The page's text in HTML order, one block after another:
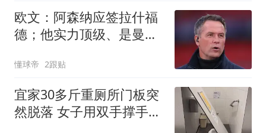
欧文：阿森纳应签拉什福
德；他实力顶级、是曼联
懂球帝 2跟贴
宜家30多斤重厕所门板突
然脱落 女子用双手撑手被